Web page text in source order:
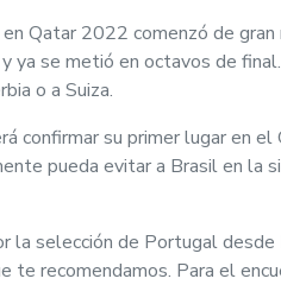
Qatar 2022 comenzó de gran
y ya se metió en octavos de
o a Suiza.
confirmar su primer lugar en
pueda evitar a Brasil en la
la selección de Portugal desde
te recomendamos. Para el